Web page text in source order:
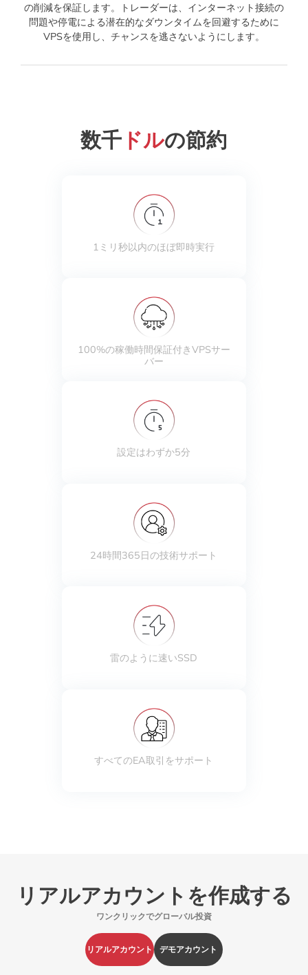
の削減を保証します。トレーダーは、インターネット接続の
問題や停電による潜在的なダウンタイムを回避するために
VPSを使用し、チャンスを逃さないようにします。
数千 ドルの節約
1ミリ秒以内のほぼ即時実行
100%の稼働時間保証付きVPSサー
バー
設定はわずか5分
24時間365日の技術サポート
雷のように速いSSD
すべてのEA取引をサポート
リアルアカウントを作成する
ワンクリックでグローバル投資
リアルアカウント デモアカウント